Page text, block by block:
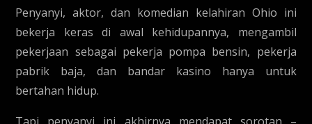
Penyanyi, aktor, dan komedian kelahiran Ohio ini
bekerja keras di awal kehidupannya, mengambil
pekerjaan sebagai pekerja pompa bensin, pekerja
pabrik baja, dan bandar kasino hanya untuk
bertahan hidup.